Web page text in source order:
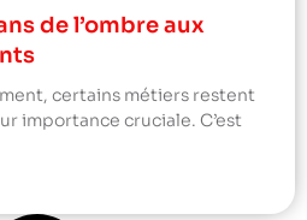
de l’ombre aux
certains métiers restent
importance cruciale. C’est